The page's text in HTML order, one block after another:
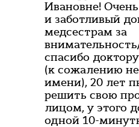
Ивановне!
и заботливый
медсестрам за
спасибо
(к сожалению
имени), 20 лет
решить свою
лицом, у этого
одной 10-